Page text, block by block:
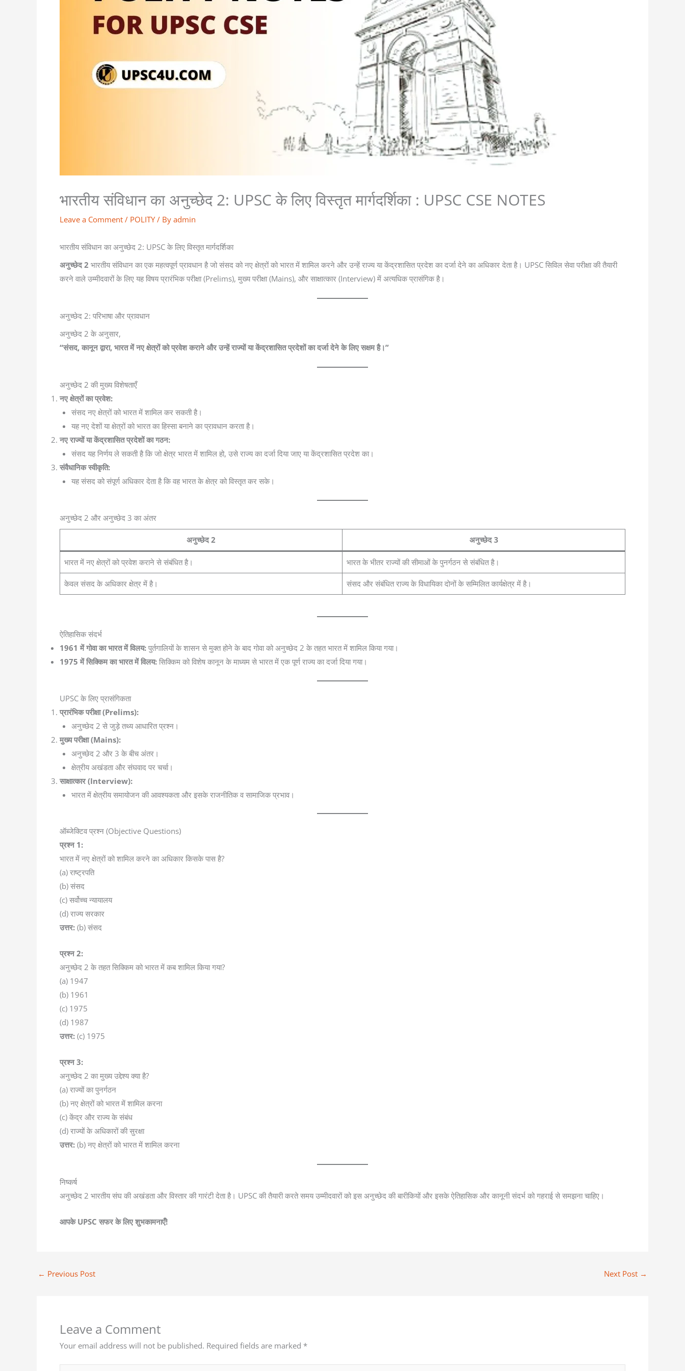
भारतीय संविधान का अनुच्छेद 2: UPSC के लिए विस्तृत मार्गदर्शिका : UPSC CSE NOTES
Leave a Comment / POLITY/ By admin
भारतीय संविधान का अनुच्छेद 2: UPSC के लिए विस्तृत मार्गदर्शिका
अनुच्छेद 2 भारतीय संविधान का एक महत्वपूर्ण प्रावधान है जो संसद को नए क्षेत्रों को भारत में शामिल करने और उन्हें राज्य या केंद्रशासित प्रदेश का दर्जा देने का अधिकार देता है। UPSC सिविल सेवा परीक्षा की तैयारी
करने वाले उम्मीदवारों के लिए यह विषय प्रारंभिक परीक्षा (Prelims), मुख्य परीक्षा (Mains), और साक्षात्कार (Interview) में अत्यधिक प्रासंगिक है।
अनुच्छेद 2: परिभाषा और प्रावधान
अनुच्छेद 2 के अनुसार,
“संसद, कानून द्वारा, भारत में नए क्षेत्रों को प्रवेश कराने और उन्हें राज्यों या केंद्रशासित प्रदेशों का दर्जा देने के लिए सक्षम है।”
अनुच्छेद 2 की मुख्य विशेषताएँ
नए क्षेत्रों का प्रवेश:
संसद नए क्षेत्रों को भारत में शामिल कर सकती है।
यह नए देशों या क्षेत्रों को भारत का हिस्सा बनाने का प्रावधान करता है।
नए राज्यों या केंद्रशासित प्रदेशों का गठन:
संसद यह निर्णय ले सकती है कि जो क्षेत्र भारत में शामिल हो, उसे राज्य का दर्जा दिया जाए या केंद्रशासित प्रदेश का।
संवैधानिक स्वीकृति:
यह संसद को संपूर्ण अधिकार देता है कि वह भारत के क्षेत्र को विस्तृत कर सके।
अनुच्छेद 2 और अनुच्छेद 3 का अंतर
अनुच्छेद 2 अनुच्छेद 3
भारत में नए क्षेत्रों को प्रवेश कराने से संबंधित है। भारत के भीतर राज्यों की सीमाओं के पुनर्गठन से संबंधित है।
केवल संसद के अधिकार क्षेत्र में है। संसद और संबंधित राज्य के विधायिका दोनों के सम्मिलित कार्यक्षेत्र में है।
ऐतिहासिक संदर्भ
1961 में गोवा का भारत में विलय: पुर्तगालियों के शासन से मुक्त होने के बाद गोवा को अनुच्छेद 2 के तहत भारत में शामिल किया गया।
1975 में सिक्किम का भारत में विलय: सिक्किम को विशेष कानून के माध्यम से भारत में एक पूर्ण राज्य का दर्जा दिया गया।
UPSC के लिए प्रासंगिकता
प्रारंभिक परीक्षा (Prelims):
अनुच्छेद 2 से जुड़े तथ्य आधारित प्रश्न।
मुख्य परीक्षा (Mains):
अनुच्छेद 2 और 3 के बीच अंतर।
क्षेत्रीय अखंडता और संघवाद पर चर्चा।
साक्षात्कार (Interview):
भारत में क्षेत्रीय समायोजन की आवश्यकता और इसके राजनीतिक व सामाजिक प्रभाव।
ऑब्जेक्टिव प्रश्न (Objective Questions)
प्रश्न 1:
भारत में नए क्षेत्रों को शामिल करने का अधिकार किसके पास है?
(a) राष्ट्रपति
(b) संसद
(c) सर्वोच्च न्यायालय
(d) राज्य सरकार
उत्तर: (b) संसद
प्रश्न 2:
अनुच्छेद 2 के तहत सिक्किम को भारत में कब शामिल किया गया?
(a) 1947
(b) 1961
(c) 1975
(d) 1987
उत्तर: (c) 1975
प्रश्न 3:
अनुच्छेद 2 का मुख्य उद्देश्य क्या है?
(a) राज्यों का पुनर्गठन
(b) नए क्षेत्रों को भारत में शामिल करना
(c) केंद्र और राज्य के संबंध
(d) राज्यों के अधिकारों की सुरक्षा
उत्तर: (b) नए क्षेत्रों को भारत में शामिल करना
निष्कर्ष
अनुच्छेद 2 भारतीय संघ की अखंडता और विस्तार की गारंटी देता है। UPSC की तैयारी करते समय उम्मीदवारों को इस अनुच्छेद की बारीकियों और इसके ऐतिहासिक और कानूनी संदर्भ को गहराई से समझना चाहिए।
आपके UPSC सफर के लिए शुभकामनाएँ!
← Previous Post Next Post →
Leave a Comment
Your email address will not be published. Required fields are marked *